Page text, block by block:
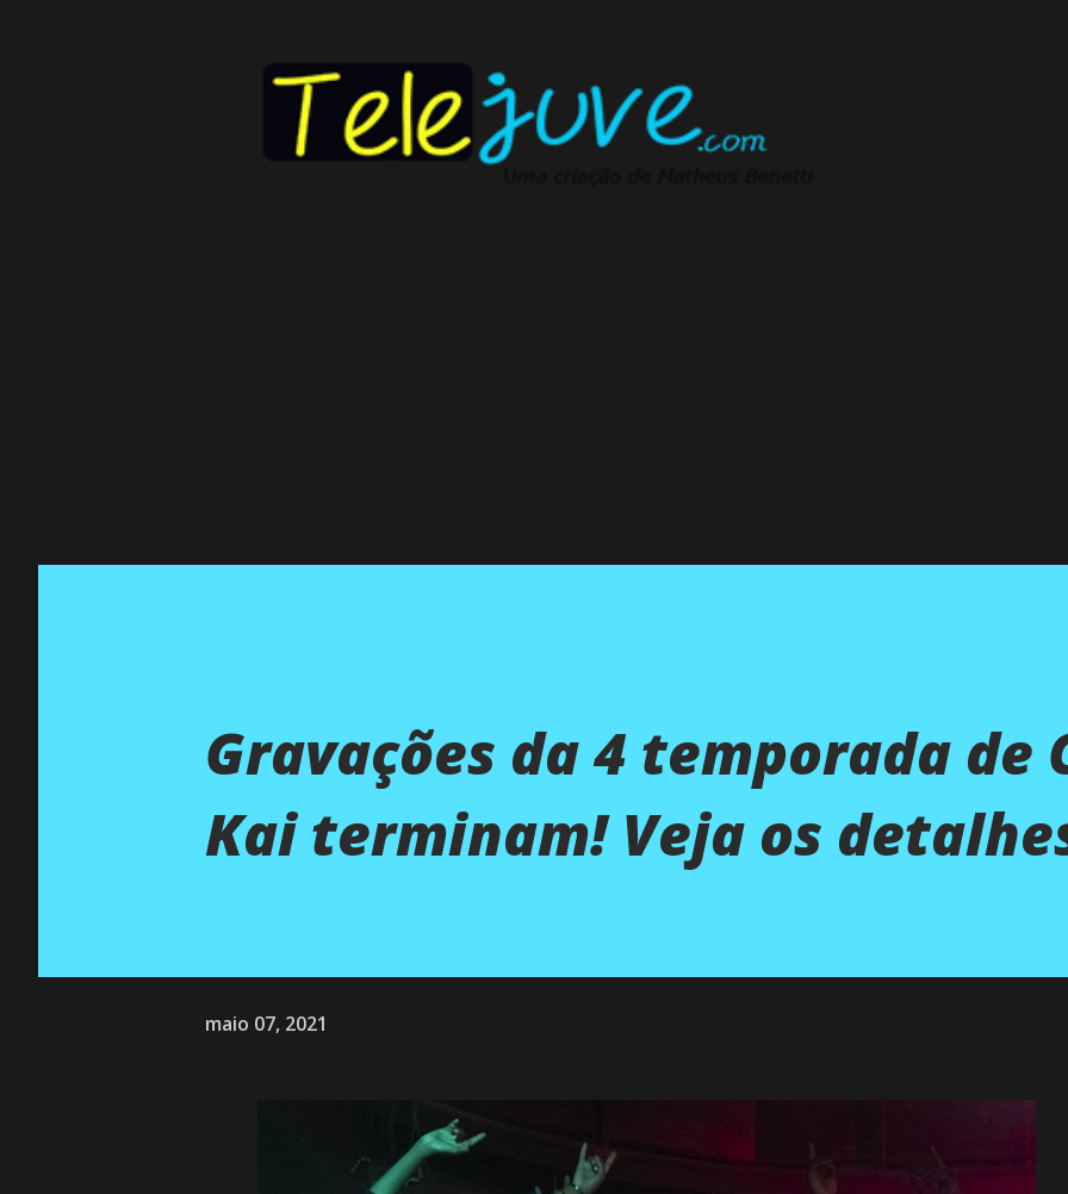
Gravações da 4 temporada de
Kai terminam! Veja os
maio 07, 2021